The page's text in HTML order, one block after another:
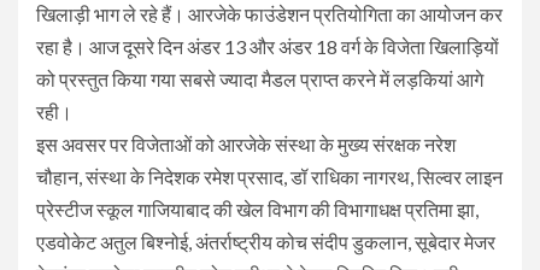
खिलाड़ी भाग ले रहे हैं। आरजेके फाउंडेशन प्रतियोगिता का आयोजन कर
रहा है। आज दूसरे दिन अंडर 13 और अंडर 18 वर्ग के विजेता खिलाड़ियों
को प्रस्तुत किया गया सबसे ज्यादा मैडल प्राप्त करने में लड़कियां आगे
रही।
इस अवसर पर विजेताओं को आरजेके संस्था के मुख्य संरक्षक नरेश
चौहान, संस्था के निदेशक रमेश प्रसाद, डॉ राधिका नागरथ, सिल्वर लाइन
प्रेस्टीज स्कूल गाजियाबाद की खेल विभाग की विभागाधक्ष प्रतिमा झा,
एडवोकेट अतुल बिश्नोई, अंतर्राष्ट्रीय कोच संदीप डुकलान, सूबेदार मेजर